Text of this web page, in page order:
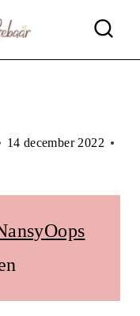
14 december 2022